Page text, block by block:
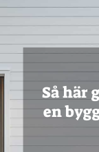
Så här
en